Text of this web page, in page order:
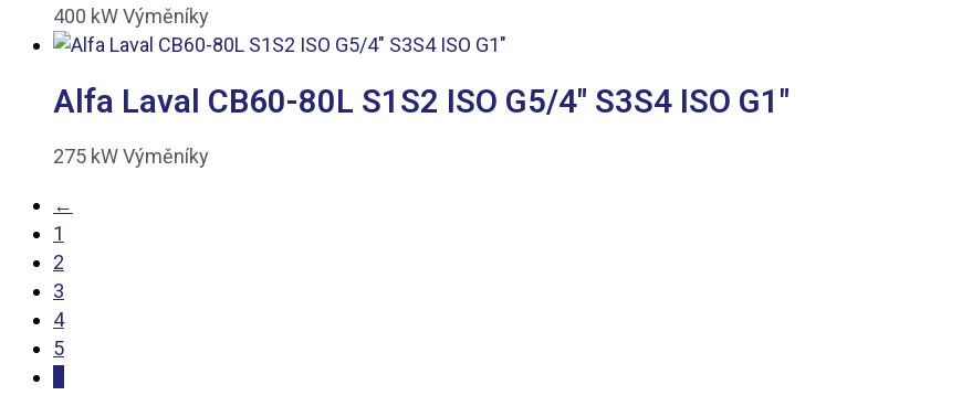
400 kWVýměníky
Alfa Laval CB60-80L S1S2 ISO G5/4″ S3S4 ISO G1″
275 kWVýměníky
←
1
2
3
4
5